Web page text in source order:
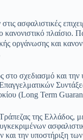
ασφαλιστικές
οργάνωσης και
στο σχεδιασμό και
(Long Term
της Ελλάδος,
την υποστήριξη